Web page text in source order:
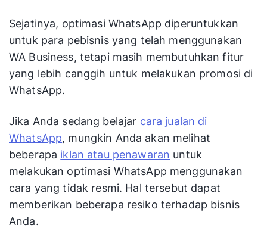
Sejatinya, optimasi WhatsApp diperuntukkan
untuk para pebisnis yang telah menggunakan
WA Business, tetapi masih membutuhkan fitur
yang lebih canggih untuk melakukan promosi di
WhatsApp.
Jika Anda sedang belajar cara jualan di
WhatsApp, mungkin Anda akan melihat
beberapa iklan atau penawaran untuk
melakukan optimasi WhatsApp menggunakan
cara yang tidak resmi. Hal tersebut dapat
memberikan beberapa resiko terhadap bisnis
Anda.